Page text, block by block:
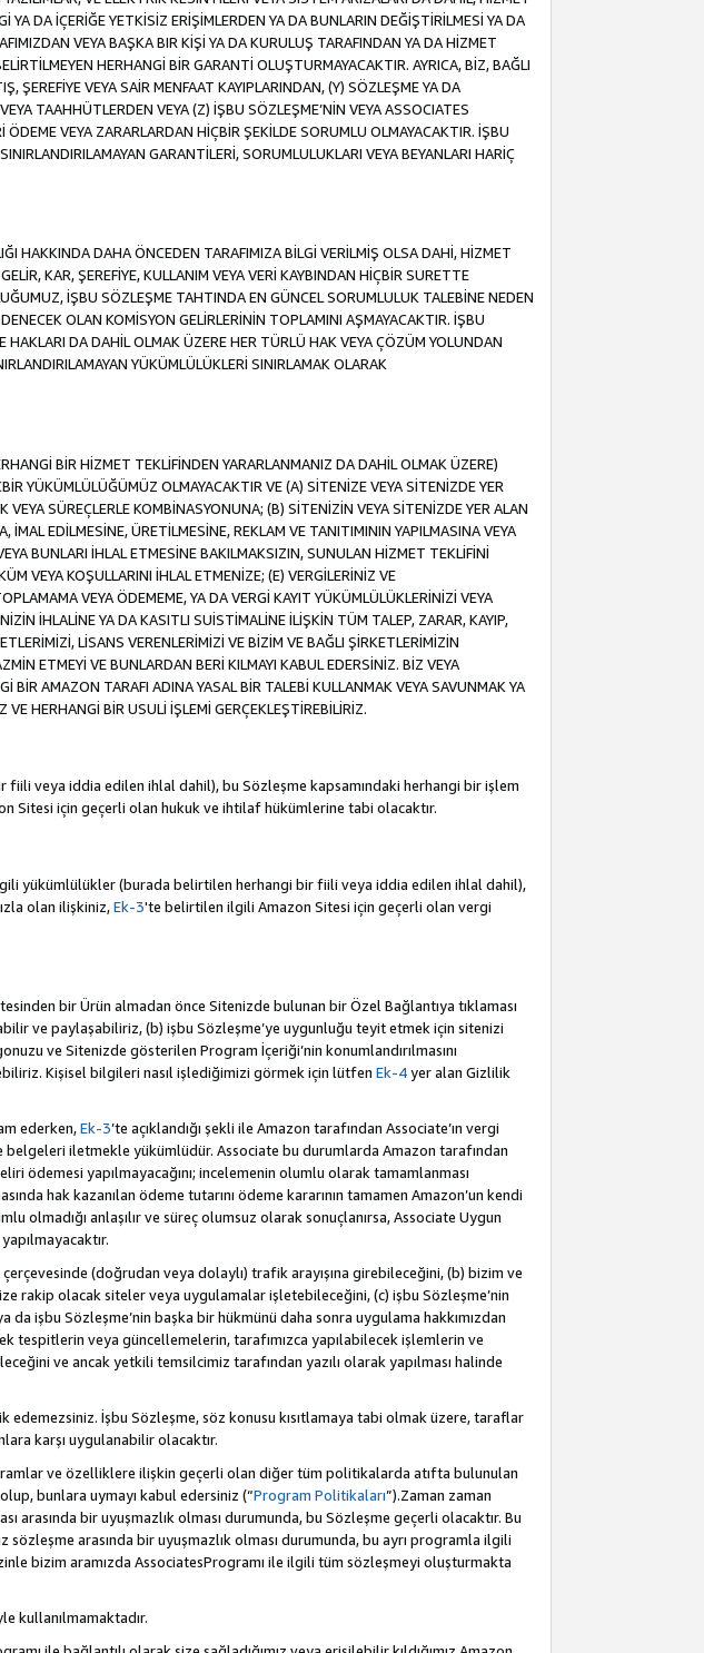
DA İÇERİĞE YETKİSİZ ERİŞİMLERDEN YA DA BUNLARIN DEĞİŞTİRİLMESİ YA DA
VEYA BAŞKA BIR KİŞİ YA DA KURULUŞ TARAFINDAN YA DA HİZMET
HERHANGİ BİR GARANTİ OLUŞTURMAYACAKTIR. AYRICA, BİZ, BAĞLI
ŞEREFİYE VEYA SAİR MENFAAT KAYIPLARINDAN, (Y) SÖZLEŞME YA DA
TAAHHÜTLERDEN VEYA (Z) İŞBU SÖZLEŞME’NİN VEYA ASSOCIATES
VEYA ZARARLARDAN HİÇBİR ŞEKİLDE SORUMLU OLMAYACAKTIR. İŞBU
GARANTİLERİ, SORUMLULUKLARI VEYA BEYANLARI HARİÇ
HAKKINDA DAHA ÖNCEDEN TARAFIMIZA BİLGİ VERİLMİŞ OLSA DAHİ, HİZMET
KAR, ŞEREFİYE, KULLANIM VEYA VERİ KAYBINDAN HİÇBİR SURETTE
İŞBU SÖZLEŞME TAHTINDA EN GÜNCEL SORUMLULUK TALEBİNE NEDEN
OLAN KOMİSYON GELİRLERİNİN TOPLAMINI AŞMAYACAKTIR. İŞBU
DA DAHİL OLMAK ÜZERE HER TÜRLÜ HAK VEYA ÇÖZÜM YOLUNDAN
YÜKÜMLÜLÜKLERİ SINIRLAMAK OLARAK
BİR HİZMET TEKLİFİNDEN YARARLANMANIZ DA DAHİL OLMAK ÜZERE)
YÜKÜMLÜLÜĞÜMÜZ OLMAYACAKTIR VE (A) SİTENİZE VEYA SİTENİZDE YER
SÜREÇLERLE KOMBİNASYONUNA; (B) SİTENİZİN VEYA SİTENİZDE YER ALAN
EDİLMESİNE, ÜRETİLMESİNE, REKLAM VE TANITIMININ YAPILMASINA VEYA
BUNLARI İHLAL ETMESİNE BAKILMAKSIZIN, SUNULAN HİZMET TEKLİFİNİ
VEYA KOŞULLARINI İHLAL ETMENİZE; (E) VERGİLERİNİZ VE
VEYA ÖDEMEME, YA DA VERGİ KAYIT YÜKÜMLÜLÜKLERİNİZİ VEYA
İHLALİNE YA DA KASITLI SUİSTİMALİNE İLİŞKİN TÜM TALEP, ZARAR, KAYIP,
LİSANS VERENLERİMİZİ VE BİZİM VE BAĞLI ŞİRKETLERİMİZİN
ETMEYİ VE BUNLARDAN BERİ KILMAYI KABUL EDERSİNİZ. BİZ VEYA
AMAZON TARAFI ADINA YASAL BİR TALEBİ KULLANMAK VEYA SAVUNMAK YA
HERHANGİ BİR USULİ İŞLEMİ GERÇEKLEŞTİREBİLİRİZ.
veya iddia edilen ihlal dahil), bu Sözleşme kapsamındaki herhangi bir işlem
Sitesi için geçerli olan hukuk ve ihtilaf hükümlerine tabi olacaktır.
yükümlülükler (burada belirtilen herhangi bir fiili veya iddia edilen ihlal dahil),
olan ilişkiniz,Ek-3'te belirtilen ilgili Amazon Sitesi için geçerli olan vergi
bir Ürün almadan önce Sitenizde bulunan bir Özel Bağlantıya tıklaması
ve paylaşabiliriz, (b) işbu Sözleşme’ye uygunluğu teyit etmek için sitenizi
ve Sitenizde gösterilen Program İçeriği’nin konumlandırılmasını
Kişisel bilgileri nasıl işlediğimizi görmek için lütfen Ek-4yer alan Gizlilik
ederken,Ek-3’te açıklandığı şekli ile Amazon tarafından Associate’ın vergi
iletmekle yükümlüdür. Associate bu durumlarda Amazon tarafından
ödemesi yapılmayacağını; incelemenin olumlu olarak tamamlanması
hak kazanılan ödeme tutarını ödeme kararının tamamen Amazon’un kendi
olmadığı anlaşılır ve süreç olumsuz olarak sonuçlanırsa, Associate Uygun
(doğrudan veya dolaylı) trafik arayışına girebileceğini, (b) bizim ve
rakip olacak siteler veya uygulamalar işletebileceğini, (c) işbu Sözleşme’nin
işbu Sözleşme’nin başka bir hükmünü daha sonra uygulama hakkımızdan
tespitlerin veya güncellemelerin, tarafımızca yapılabilecek işlemlerin ve
ve ancak yetkili temsilcimiz tarafından yazılı olarak yapılması halinde
edemezsiniz. İşbu Sözleşme, söz konusu kısıtlamaya tabi olmak üzere, taraflar
karşı uygulanabilir olacaktır.
ve özelliklere ilişkin geçerli olan diğer tüm politikalarda atıfta bulunulan
bunlara uymayı kabul edersiniz (“Program Politikaları”).Zaman zaman
arasında bir uyuşmazlık olması durumunda, bu Sözleşme geçerli olacaktır. Bu
sözleşme arasında bir uyuşmazlık olması durumunda, bu ayrı programla ilgili
bizim aramızda AssociatesProgramı ile ilgili tüm sözleşmeyi oluşturmakta
kullanılmamaktadır.